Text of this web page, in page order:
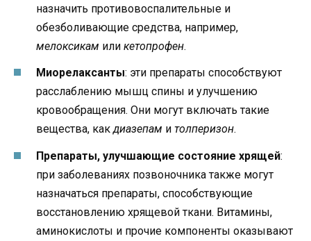
назначить противовоспалительные и
обезболивающие средства, например,
мелоксикам или кетопрофен.
Миорелаксанты: эти препараты способствуют
расслаблению мышц спины и улучшению
кровообращения. Они могут включать такие
вещества, какдиазепам и толперизон.
Препараты, улучшающие состояние хрящей:
при заболеваниях позвоночника также могут
назначаться препараты, способствующие
восстановлению хрящевой ткани. Витамины,
аминокислоты и прочие компоненты оказывают